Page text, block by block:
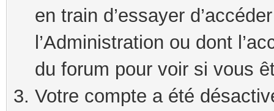
en train d’essayer
l’Administration ou dont
du forum pour voir si vous
Votre compte a été